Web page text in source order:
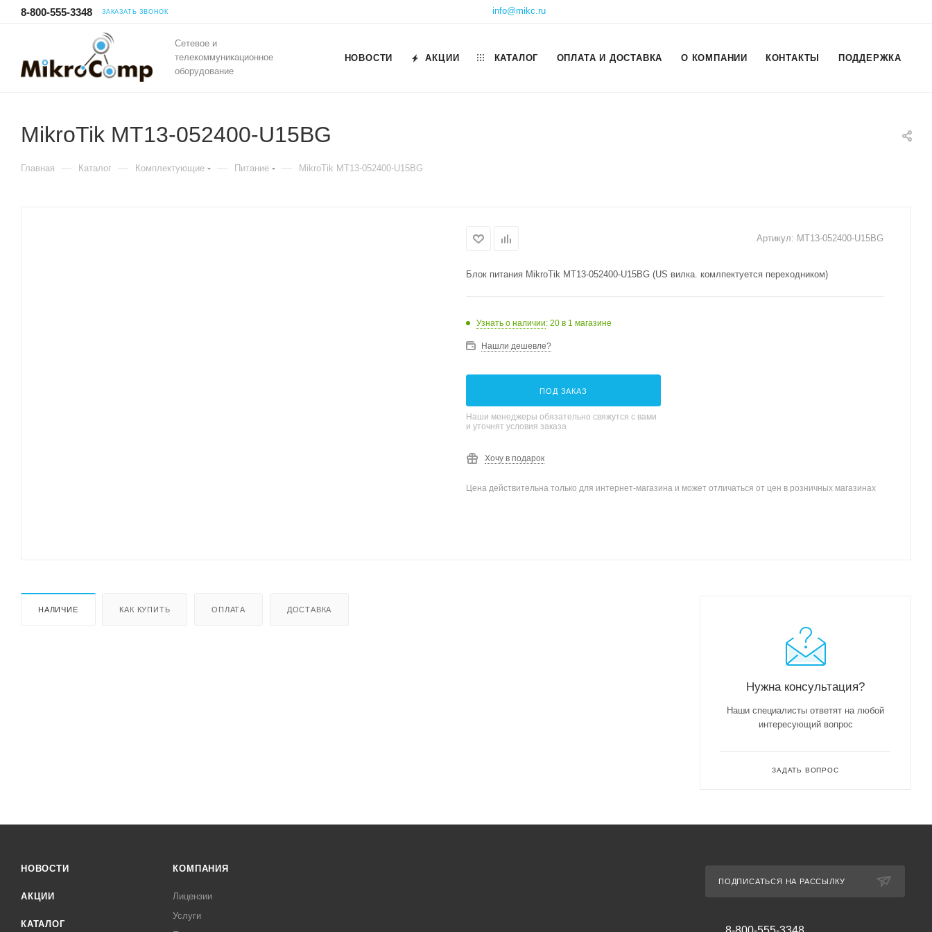
8-800-555-3348 ЗАКАЗАТЬ ЗВОНОК info@mikc.ru
Сетевое и
телекоммуникационное
оборудование
НОВОСТИ АКЦИИ КАТАЛОГ ОПЛАТА И ДОСТАВКА О КОМПАНИИ КОНТАКТЫ ПОДДЕРЖКА
MikroTik MT13-052400-U15BG
Главная — Каталог — Комплектующие — Питание — MikroTik MT13-052400-U15BG
Артикул: MT13-052400-U15BG
Блок питания MikroTik MT13-052400-U15BG (US вилка. комлпектуется переходником)
Узнать о наличии: 20 в 1 магазине
Нашли дешевле?
ПОД ЗАКАЗ
Наши менеджеры обязательно свяжутся с вами
и уточнят условия заказа
Хочу в подарок
Цена действительна только для интернет-магазина и может отличаться от цен в розничных магазинах
НАЛИЧИЕ КАК КУПИТЬ ОПЛАТА ДОСТАВКА
Нужна консультация?
Наши специалисты ответят на любой
интересующий вопрос
ЗАДАТЬ ВОПРОС
НОВОСТИ
АКЦИИ
КАТАЛОГ
КОМПАНИЯ
Лицензии
Услуги
ПОДПИСАТЬСЯ НА РАССЫЛКУ